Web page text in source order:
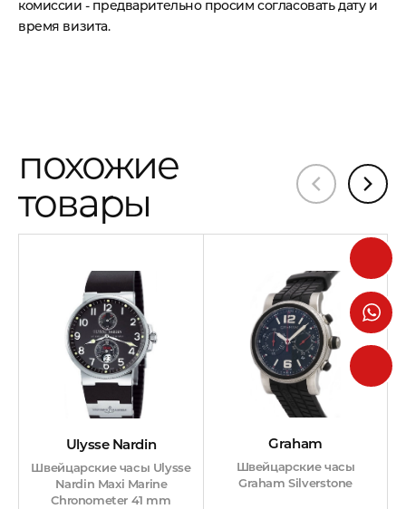
комиссии - предварительно просим согласовать дату и
время визита.
похожие
товары
Ulysse Nardin
Швейцарские часы Ulysse
Nardin Maxi Marine
Chronometer 41 mm
Graham
Швейцарские часы
Graham Silverstone